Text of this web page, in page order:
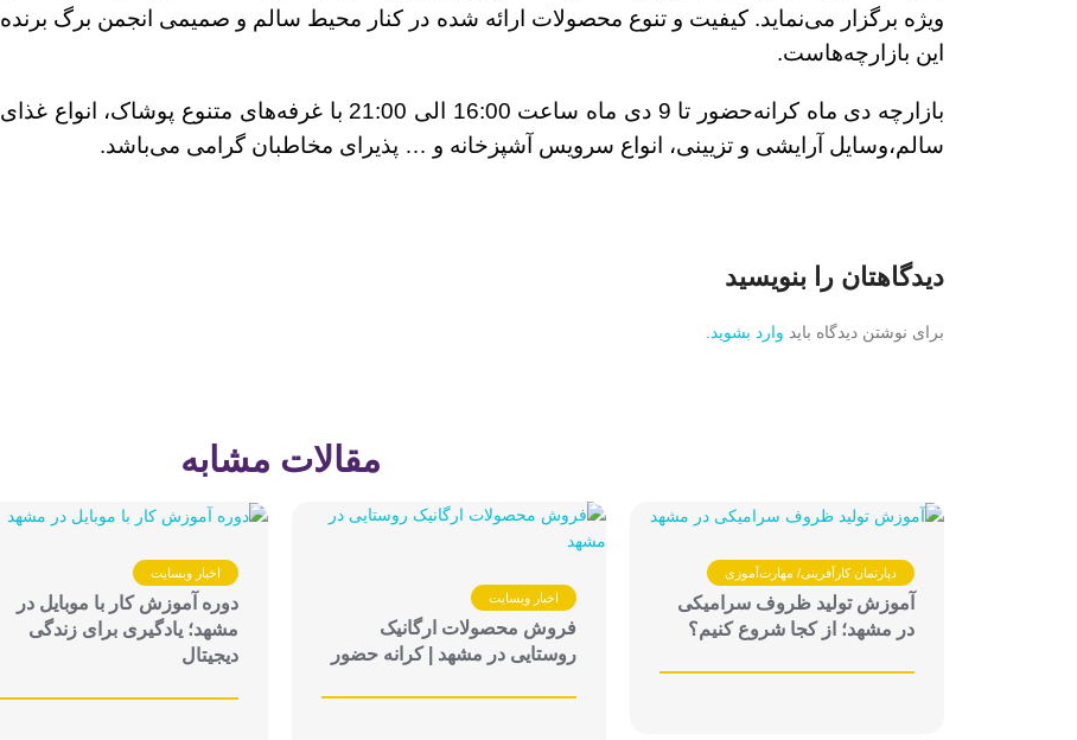
ویژه برگزار می‌نماید. کیفیت و تنوع محصولات ارائه شده در کنار محیط سالم و صمیمی انجمن برگ برنده
این بازارچه‌هاست.
بازارچه دی ماه کرانه‌حضور تا 9 دی ماه ساعت 16:00 الی 21:00 با غرفه‌های متنوع پوشاک، انواع غذای
سالم،وسایل آرایشی و تزیینی، انواع سرویس آشپزخانه و … پذیرای مخاطبان گرامی می‌باشد.
دیدگاهتان را بنویسید
برای نوشتن دیدگاه باید وارد بشوید
مقالات مشابه
دپارتمان کارآفرینی/ مهارت‌آموزی
آموزش تولید ظروف سرامیکی
در مشهد؛ از کجا شروع کنیم؟
اخبار وبسایت
فروش محصولات ارگانیک
روستایی در مشهد | کرانه حضور
اخبار وبسایت
دوره آموزش کار با موبایل در
مشهد؛ یادگیری برای زندگی
دیجیتال